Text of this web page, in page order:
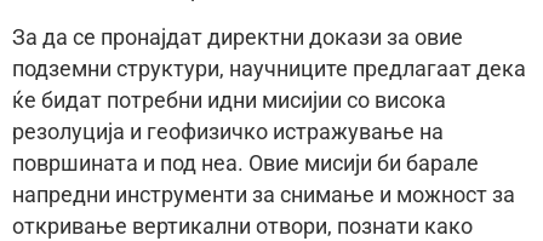
За да се пронајдат директни докази за овие
подземни структури, научниците предлагаат дека
ќе бидат потребни идни мисијии со висока
резолуција и геофизичко истражување на
површината и под неа. Овие мисији би барале
напредни инструменти за снимање и можност за
откривање вертикални отвори, познати како